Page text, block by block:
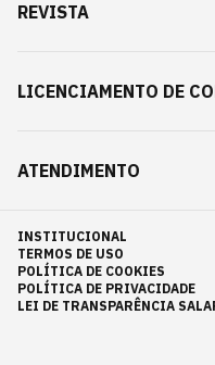
REVISTA
LICENCIAMENTO DE
ATENDIMENTO
INSTITUCIONAL
TERMOS DE USO
POLÍTICA DE COOKIES
POLÍTICA DE PRIVACIDADE
LEI DE TRANSPARÊNCIA